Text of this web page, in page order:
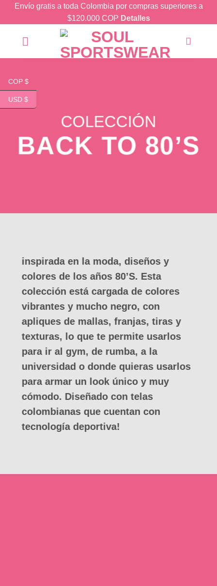
Envío gratis a toda Colombia por compras superiores a
$120.000 COP Detalles
COLECCIÓN
BACK TO 80’S
inspirada en la moda, diseños y
colores de los años 80’S. Esta
colección está cargada de colores
vibrantes y mucho negro, con
apliques de mallas, franjas, tiras y
texturas, lo que te permite usarlos
para ir al gym, de rumba, a la
universidad o donde quieras usarlos
para armar un look único y muy
cómodo. Diseñado con telas
colombianas que cuentan con
tecnología deportiva!
COP $
USD $